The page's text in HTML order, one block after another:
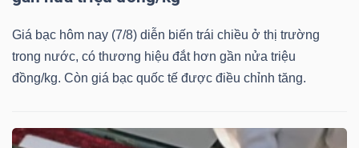
Giá bạc hôm nay (7/8) diễn biến trái chiều ở thị trường
trong nước, có thương hiệu đắt hơn gần nửa triệu
đồng/kg. Còn giá bạc quốc tế được điều chỉnh tăng.
Sách